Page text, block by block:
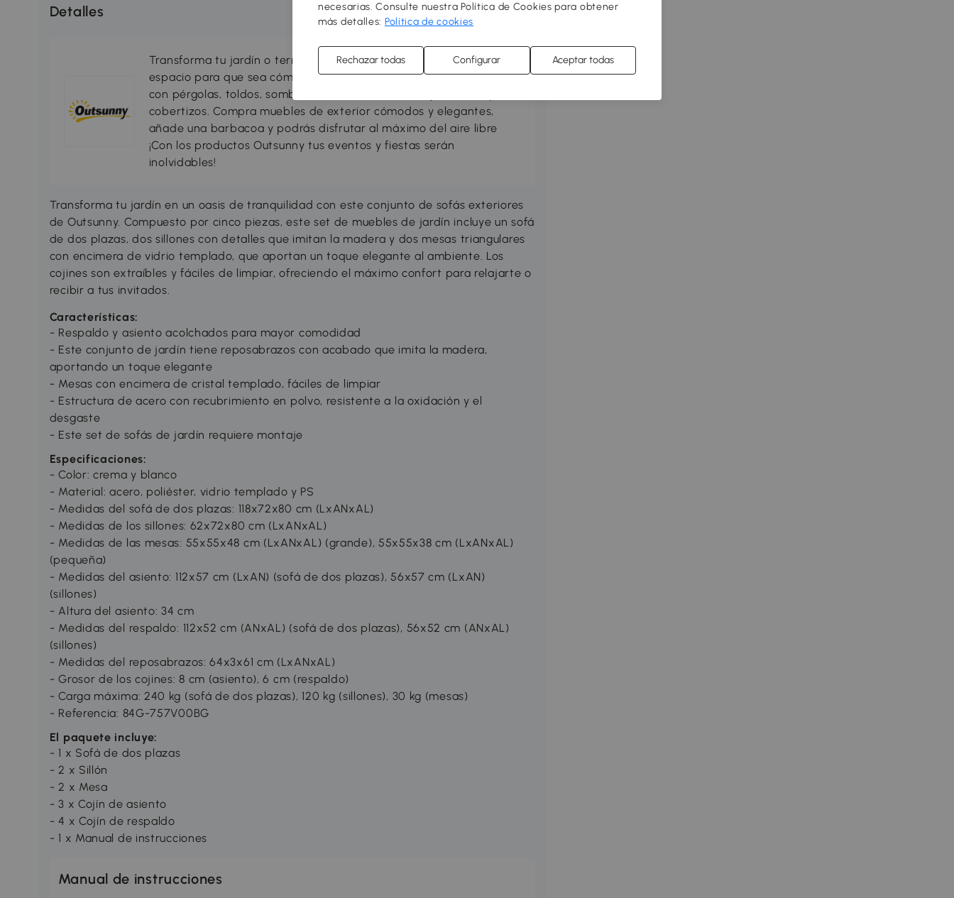
Detalles
Transforma tu jardín o terraza en tu zona favorita. Prepara el
espacio para que sea cómodo, práctico y acogedor. Puedes hacerlo
con pérgolas, toldos, sombrillas, suelos de exterior, jardineras y
cobertizos. Compra muebles de exterior cómodos y elegantes,
añade una barbacoa y podrás disfrutar al máximo del aire libre
¡Con los productos Outsunny tus eventos y fiestas serán
inolvidables!
Transforma tu jardín en un oasis de tranquilidad con este conjunto de sofás exteriores
de Outsunny. Compuesto por cinco piezas, este set de muebles de jardín incluye un sofá
de dos plazas, dos sillones con detalles que imitan la madera y dos mesas triangulares
con encimera de vidrio templado, que aportan un toque elegante al ambiente. Los
cojines son extraíbles y fáciles de limpiar, ofreciendo el máximo confort para relajarte o
recibir a tus invitados.
Características:
- Respaldo y asiento acolchados para mayor comodidad
- Este conjunto de jardín tiene reposabrazos con acabado que imita la madera,
aportando un toque elegante
- Mesas con encimera de cristal templado, fáciles de limpiar
- Estructura de acero con recubrimiento en polvo, resistente a la oxidación y el
desgaste
- Este set de sofás de jardín requiere montaje
Especificaciones:
- Color: crema y blanco
- Material: acero, poliéster, vidrio templado y PS
- Medidas del sofá de dos plazas: 118x72x80 cm (LxANxAL)
- Medidas de los sillones: 62x72x80 cm (LxANxAL)
- Medidas de las mesas: 55x55x48 cm (LxANxAL) (grande), 55x55x38 cm (LxANxAL)
(pequeña)
- Medidas del asiento: 112x57 cm (LxAN) (sofá de dos plazas), 56x57 cm (LxAN)
(sillones)
- Altura del asiento: 34 cm
- Medidas del respaldo: 112x52 cm (ANxAL) (sofá de dos plazas), 56x52 cm (ANxAL)
(sillones)
- Medidas del reposabrazos: 64x3x61 cm (LxANxAL)
- Grosor de los cojines: 8 cm (asiento), 6 cm (respaldo)
- Carga máxima: 240 kg (sofá de dos plazas), 120 kg (sillones), 30 kg (mesas)
- Referencia: 84G-757V00BG
El paquete incluye:
- 1 x Sofá de dos plazas
- 2 x Sillón
- 2 x Mesa
- 3 x Cojín de asiento
- 4 x Cojín de respaldo
- 1 x Manual de instrucciones
Manual de instrucciones
necesarias. Consulte nuestra Política de Cookies para obtener
más detalles: Política de cookies
Rechazar todas Configurar Aceptar todas